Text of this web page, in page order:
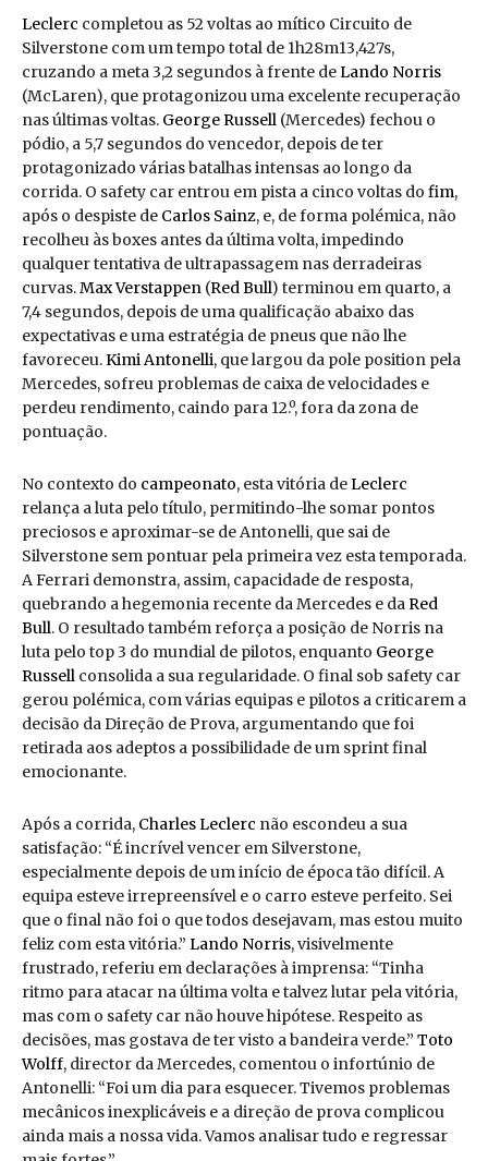
Leclerc completou as 52 voltas ao mítico Circuito de
Silverstone com um tempo total de 1h28m13,427s,
cruzando a meta 3,2 segundos à frente deLando Norris
(McLaren), que protagonizou uma excelente recuperação
nas últimas voltas. George Russell (Mercedes) fechou o
pódio, a 5,7 segundos do vencedor, depois de ter
protagonizado várias batalhas intensas ao longo da
corrida. O safety car entrou em pista a cinco voltas do fim,
após o despiste de Carlos Sainz, e, de forma polémica, não
recolheu às boxes antes da última volta, impedindo
qualquer tentativa de ultrapassagem nas derradeiras
curvas.Max Verstappen (Red Bull) terminou em quarto, a
7,4 segundos, depois de uma qualificação abaixo das
expectativas e uma estratégia de pneus que não lhe
favoreceu.Kimi Antonelli, que largou da pole position pela
Mercedes, sofreu problemas de caixa de velocidades e
perdeu rendimento, caindo para 12.º, fora da zona de
pontuação.
No contexto do campeonato, esta vitória deLeclerc
relança a luta pelo título, permitindo-lhe somar pontos
preciosos e aproximar-se de Antonelli, que sai de
Silverstone sem pontuar pela primeira vez esta temporada.
A Ferrari demonstra, assim, capacidade de resposta,
quebrando a hegemonia recente da Mercedes e daRed
Bull. O resultado também reforça a posição de Norris na
luta pelo top 3 do mundial de pilotos, enquanto George
Russell consolida a sua regularidade. O final sob safety car
gerou polémica, com várias equipas e pilotos a criticarem a
decisão da Direção de Prova, argumentando que foi
retirada aos adeptos a possibilidade de um sprint final
emocionante.
Após a corrida, Charles Leclerc não escondeu a sua
satisfação: “É incrível vencer em Silverstone,
especialmente depois de um início de época tão difícil. A
equipa esteve irrepreensível e o carro esteve perfeito. Sei
que o final não foi o que todos desejavam, mas estou muito
feliz com esta vitória.” Lando Norris, visivelmente
frustrado, referiu em declarações à imprensa: “Tinha
ritmo para atacar na última volta e talvez lutar pela vitória,
mas com o safety car não houve hipótese. Respeito as
decisões, mas gostava de ter visto a bandeira verde.” Toto
Wolff, director da Mercedes, comentou o infortúnio de
Antonelli: “Foi um dia para esquecer. Tivemos problemas
mecânicos inexplicáveis e a direção de prova complicou
ainda mais a nossa vida. Vamos analisar tudo e regressar